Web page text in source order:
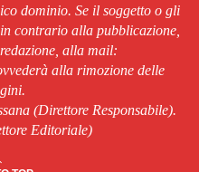
dominio. Se il soggetto o gli
contrario alla pubblicazione,
alla mail:
alla rimozione delle
(Direttore Responsabile).
Editoriale)